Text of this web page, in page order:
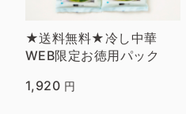
★送料無料★冷し中華
WEB限定お徳用パック
1,920 円